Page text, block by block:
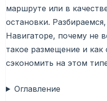
маршруте или в
остановки.
Навигаторе, почему не
такое размещение и как
сэкономить на этом
Оглавление